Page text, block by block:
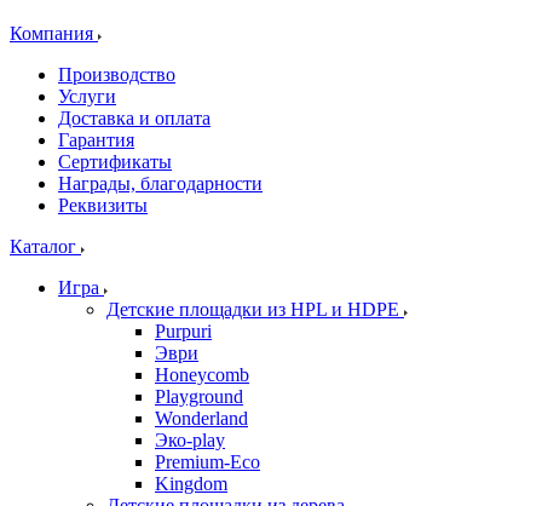
Компания
Производство
Услуги
Доставка и оплата
Гарантия
Сертификаты
Награды, благодарности
Реквизиты
Каталог
Игра
Детские площадки из HPL и HDPE
Purpuri
Эври
Honeycomb
Playground
Wonderland
Эко-play
Premium-Eco
Kingdom